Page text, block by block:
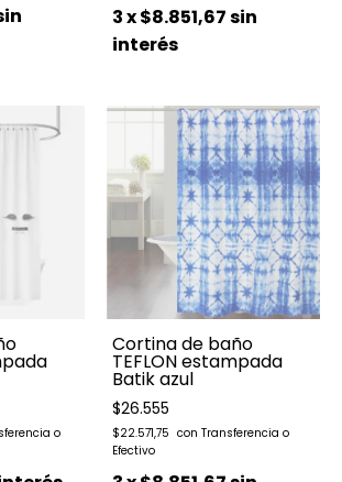
3x$8.851,67sin
interés
Cortina de baño
TEFLON estampada
Batik azul
$26.555
$22.571,75